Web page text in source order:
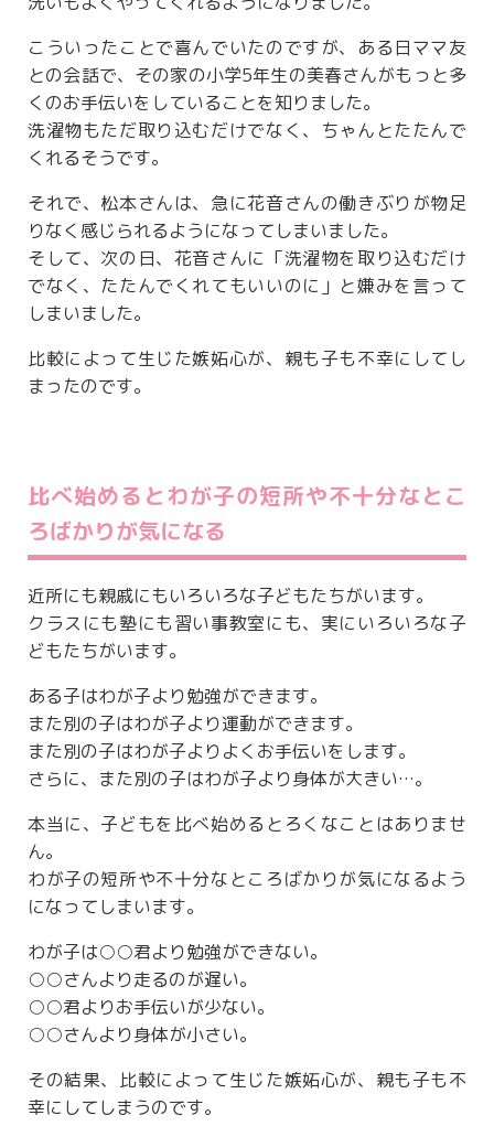
こういったことで喜んでいたのですが、ある日ママ友
との会話で、その家の小学5年生の美春さんがもっと多
くのお手伝いをしていることを知りました。
洗濯物もただ取り込むだけでなく、ちゃんとたたんで
くれるそうです。
それで、松本さんは、急に花音さんの働きぶりが物足
りなく感じられるようになってしまいました。
そして、次の日、花音さんに「洗濯物を取り込むだけ
でなく、たたんでくれてもいいのに」と嫌みを言って
しまいました。
比較によって生じた嫉妬心が、親も子も不幸にしてし
まったのです。
比べ始めるとわが子の短所や不十分なとこ
ろばかりが気になる
近所にも親戚にもいろいろな子どもたちがいます。
クラスにも塾にも習い事教室にも、実にいろいろな子
どもたちがいます。
ある子はわが子より勉強ができます。
また別の子はわが子より運動ができます。
また別の子はわが子よりよくお手伝いをします。
さらに、また別の子はわが子より身体が大きい…。
本当に、子どもを比べ始めるとろくなことはありませ
ん。
わが子の短所や不十分なところばかりが気になるよう
になってしまいます。
わが子は○○君より勉強ができない。
○○さんより走るのが遅い。
○○君よりお手伝いが少ない。
○○さんより身体が小さい。
その結果、比較によって生じた嫉妬心が、親も子も不
幸にしてしまうのです。